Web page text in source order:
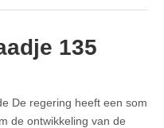
135
De regering heeft een som
de ontwikkeling van de